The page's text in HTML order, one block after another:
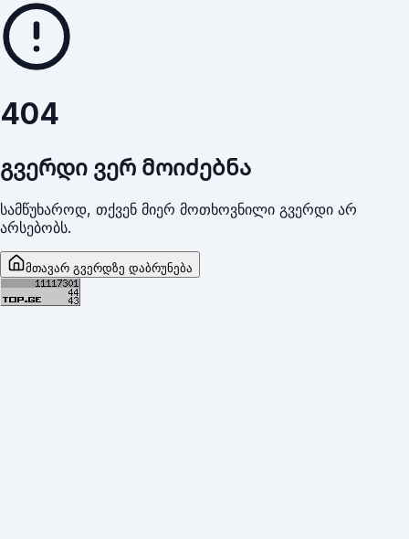
404
გვერდი ვერ მოიძებნა
სამწუხაროდ, თქვენ მიერ მოთხოვნილი გვერდი არ
არსებობს.
მთავარ გვერდზე დაბრუნება